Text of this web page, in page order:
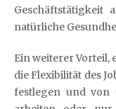
Geschäftstätigkeit
natürliche
Ein weiterer Vorteil,
die Flexibilität des
festlegen und von